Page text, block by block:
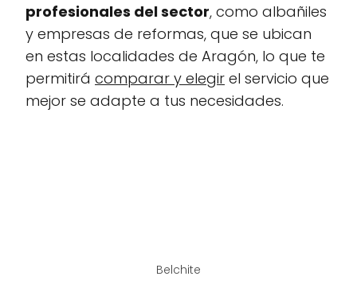
profesionales del sector, como albañiles
y empresas de reformas, que se ubican
en estas localidades de Aragón, lo que te
permitirá comparar y elegir el servicio que
mejor se adapte a tus necesidades.
Belchite